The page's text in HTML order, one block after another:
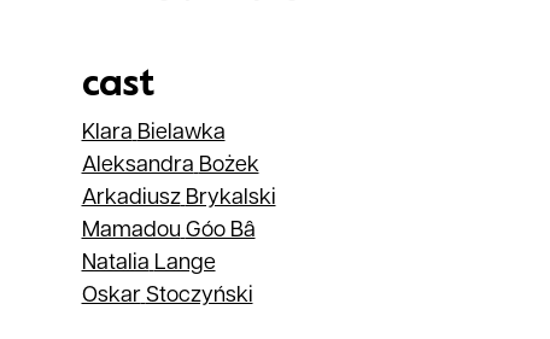
cast
Klara Bielawka
Aleksandra Bożek
Arkadiusz Brykalski
Mamadou Góo Bâ
Natalia Lange
Oskar Stoczyński